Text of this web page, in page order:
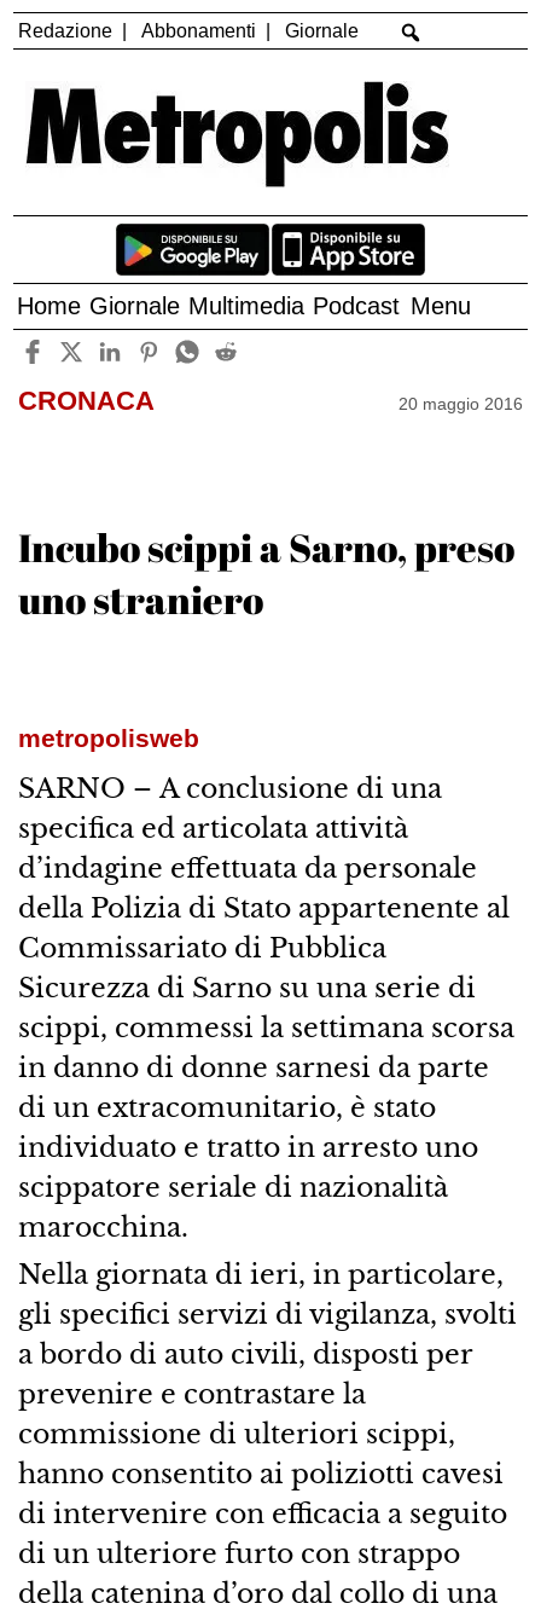
Redazione Abbonamenti Giornale
Home Giornale Multimedia Podcast Menu
CRONACA 20 maggio 2016
Incubo scippi a Sarno, preso
uno straniero
metropolisweb
SARNO – A conclusione di una
specifica ed articolata attività
d’indagine effettuata da personale
della Polizia di Stato appartenente al
Commissariato di Pubblica
Sicurezza di Sarno su una serie di
scippi, commessi la settimana scorsa
in danno di donne sarnesi da parte
di un extracomunitario, è stato
individuato e tratto in arresto uno
scippatore seriale di nazionalità
marocchina.
Nella giornata di ieri, in particolare,
gli specifici servizi di vigilanza, svolti
a bordo di auto civili, disposti per
prevenire e contrastare la
commissione di ulteriori scippi,
hanno consentito ai poliziotti cavesi
di intervenire con efficacia a seguito
di un ulteriore furto con strappo
della catenina d’oro dal collo di una